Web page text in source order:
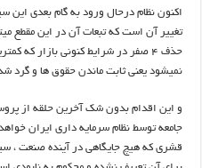
تغییر آن است که تبعات آن در این مقطع
حذف ۴ صفر در شرایط کنونی بازار که
نمیشود یعنی ثابت ماندن حقوق ها و گرد
و این اقدام بدون شک آخرین حلقه از
جامعه توسط نظام سرمایه داری ایران
قشری که هیچ جایگاهی در آینده صنعت ،